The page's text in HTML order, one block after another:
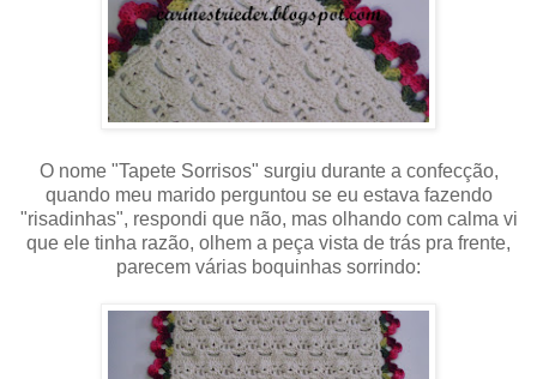
O nome "Tapete Sorrisos" surgiu durante a confecção,
quando meu marido perguntou se eu estava fazendo
"risadinhas", respondi que não, mas olhando com calma vi
que ele tinha razão, olhem a peça vista de trás pra frente,
parecem várias boquinhas sorrindo: